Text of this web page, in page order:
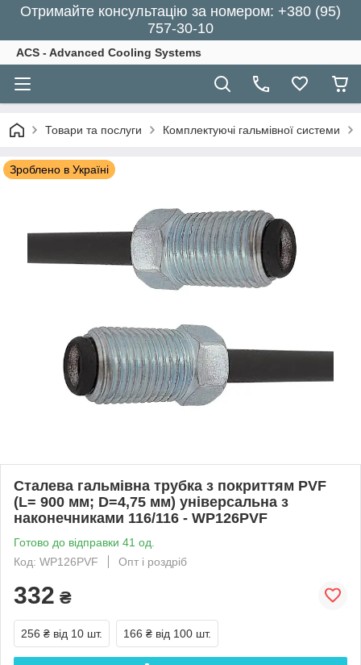
Отримайте консультацію за номером: +380 (95)
757-30-10
ACS - Advanced Cooling Systems
Товари та послуги Комплектуючі гальмівної системи
Зроблено в Україні
Сталева гальмівна трубка з покриттям PVF
(L= 900 мм; D=4,75 мм) універсальна з
наконечниками 116/116 - WP126PVF
Готово до відправки 41 од.
Код: WP126PVF
Опт і роздріб
332 ₴
256 ₴ від 10 шт. 166 ₴ від 100 шт.